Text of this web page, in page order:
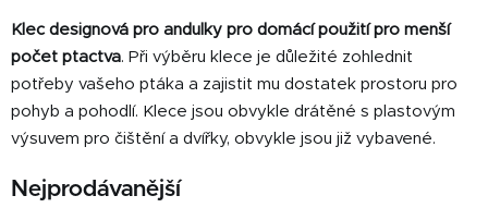
Klec designová pro andulky pro domácí použití pro menší
počet ptactva. Při výběru klece je důležité zohlednit
potřeby vašeho ptáka a zajistit mu dostatek prostoru pro
pohyb a pohodlí. Klece jsou obvykle drátěné s plastovým
výsuvem pro čištění a dvířky, obvykle jsou již vybavené.
Nejprodávanější